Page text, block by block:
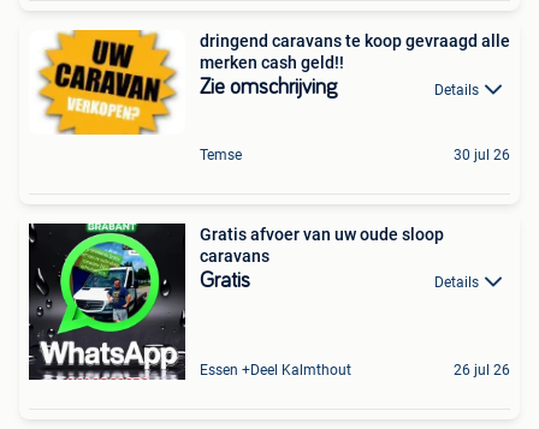
dringend caravans te koop gevraagd alle
merken cash geld!!
Zie omschrijving Details
Temse 30 jul 26
Gratis afvoer van uw oude sloop
caravans
Gratis Details
Essen +Deel Kalmthout 26 jul 26